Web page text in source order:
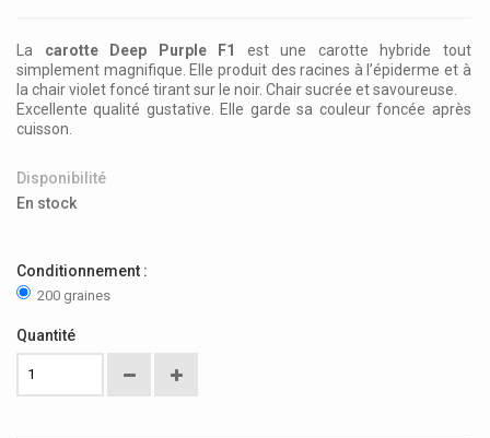
La carotte Deep Purple F1 est une carotte hybride tout
simplement magnifique. Elle produit des racines à l’épiderme et à
la chair violet foncé tirant sur le noir. Chair sucrée et savoureuse.
Excellente qualité gustative. Elle garde sa couleur foncée après
cuisson.
Disponibilité
En stock
Conditionnement :
200 graines
Quantité